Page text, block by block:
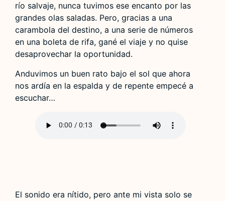
río salvaje, nunca tuvimos ese encanto por las
grandes olas saladas. Pero, gracias a una
carambola del destino, a una serie de números
en una boleta de rifa, gané el viaje y no quise
desaprovechar la oportunidad.
Anduvimos un buen rato bajo el sol que ahora
nos ardía en la espalda y de repente empecé a
escuchar…
El sonido era nítido, pero ante mi vista solo se